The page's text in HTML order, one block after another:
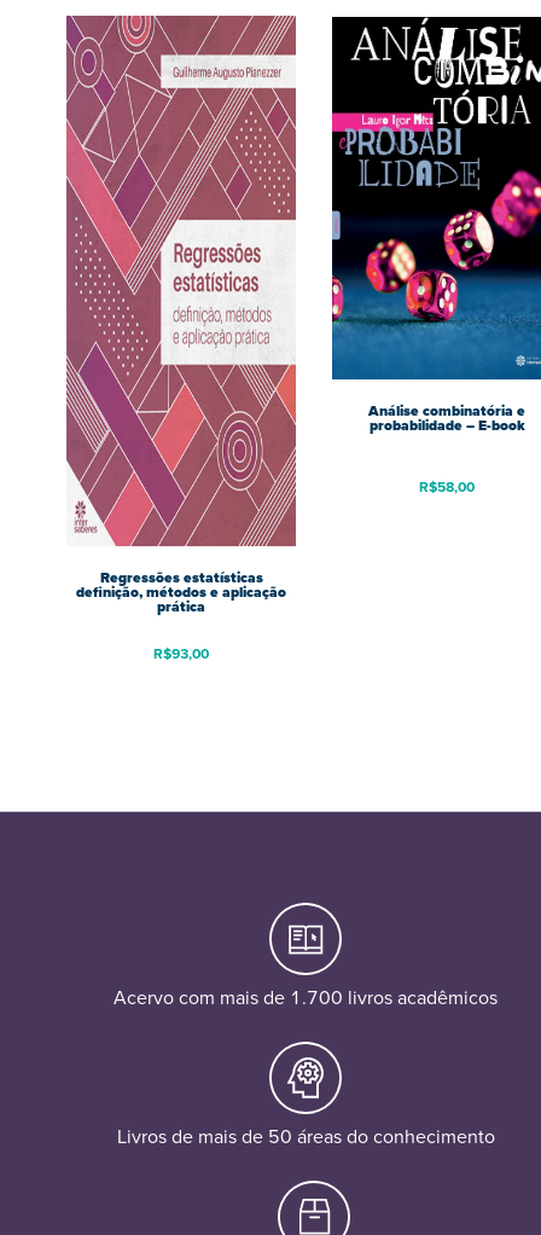
Regressões estatísticas
definição, métodos e aplicação
prática
R$93,00
Análise combinatória e
probabilidade – E-book
R$58,00
Acervo com mais de 1.700 livros acadêmicos
Livros de mais de 50 áreas do conhecimento